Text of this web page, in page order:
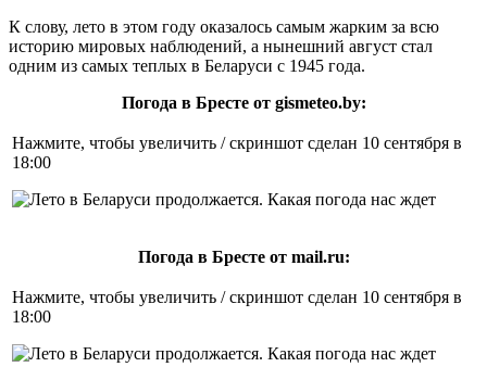
К слову, лето в этом году оказалось самым жарким за всю
историю мировых наблюдений, а нынешний август стал
одним из самых теплых в Беларуси с 1945 года.
Погода в Бресте от gismeteo.by:
Нажмите, чтобы увеличить / скриншот сделан 10 сентября в
18:00
Погода в Бресте от mail.ru:
Нажмите, чтобы увеличить / скриншот сделан 10 сентября в
18:00